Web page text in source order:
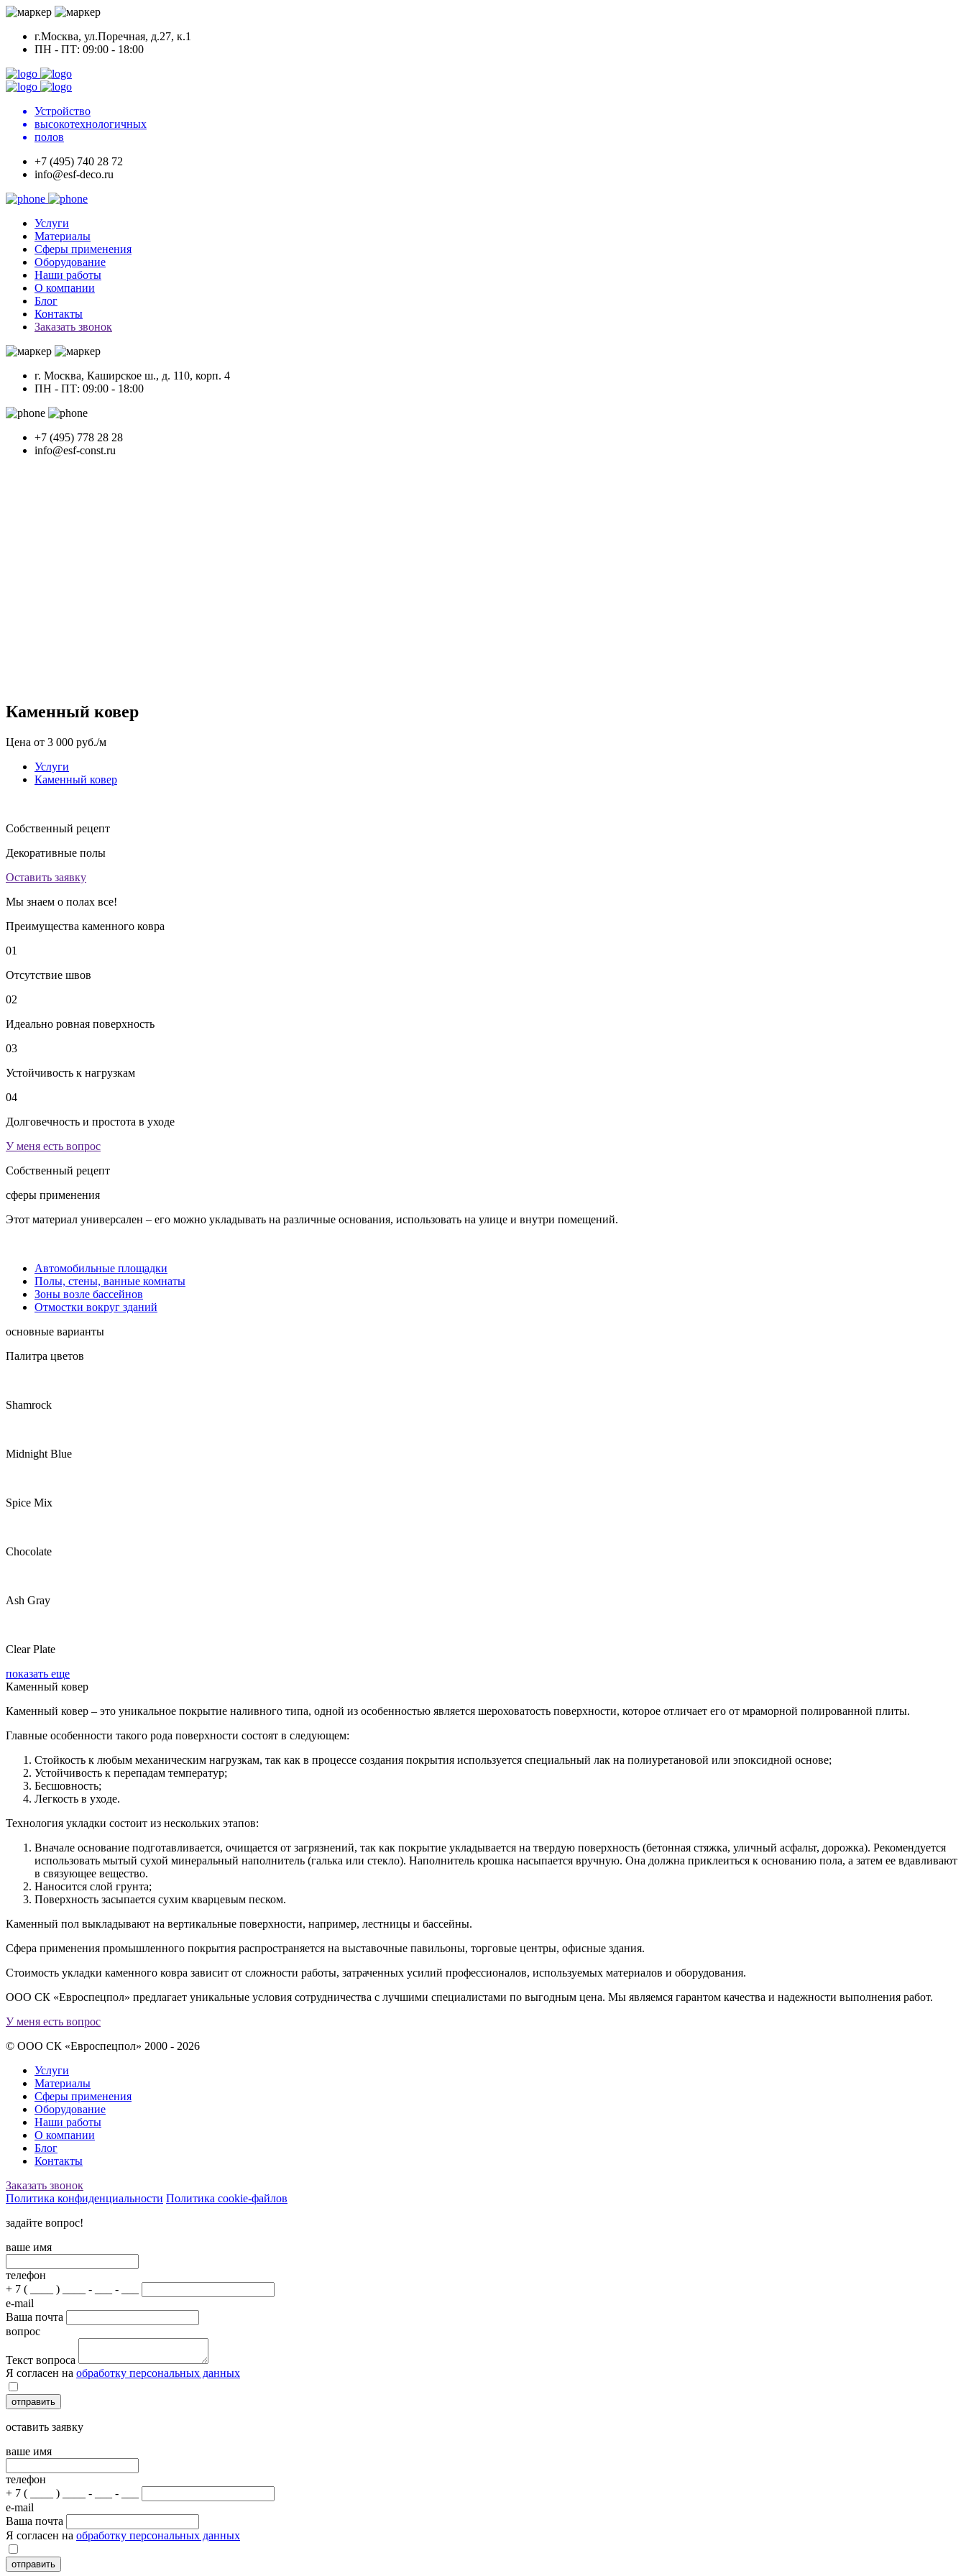
г.Москва, ул.Поречная, д.27, к.1
ПН - ПТ: 09:00 - 18:00
Устройство
высокотехнологичных
полов
+7 (495) 740 28 72
info@esf-deco.ru
Услуги
Материалы
Сферы применения
Оборудование
Наши работы
О компании
Блог
Контакты
Заказать звонок
г. Москва, Каширское ш., д. 110, корп. 4
ПН - ПТ: 09:00 - 18:00
+7 (495) 778 28 28
info@esf-const.ru
Каменный ковер
Цена от 3 000 руб./м
Услуги
Каменный ковер
Собственный рецепт
Декоративные полы
Оставить заявку
Мы знаем о полах все!
Преимущества каменного ковра
01
Отсутствие швов
02
Идеально ровная поверхность
03
Устойчивость к нагрузкам
04
Долговечность и простота в уходе
У меня есть вопрос
Собственный рецепт
сферы применения
Этот материал универсален – его можно укладывать на различные основания, использовать на улице и внутри помещений.
Автомобильные площадки
Полы, стены, ванные комнаты
Зоны возле бассейнов
Отмостки вокруг зданий
основные варианты
Палитра цветов
Shamrock
Midnight Blue
Spice Mix
Chocolate
Ash Gray
Clear Plate
показать еще
Каменный ковер
Каменный ковер – это уникальное покрытие наливного типа, одной из особенностью является шероховатость поверхности, которое отличает его от мраморной полированной плиты.
Главные особенности такого рода поверхности состоят в следующем:
Стойкость к любым механическим нагрузкам, так как в процессе создания покрытия используется специальный лак на полиуретановой или эпоксидной основе;
Устойчивость к перепадам температур;
Бесшовность;
Легкость в уходе.
Технология укладки состоит из нескольких этапов:
Вначале основание подготавливается, очищается от загрязнений, так как покрытие укладывается на твердую поверхность (бетонная стяжка, уличный асфальт, дорожка). Рекомендуется
использовать мытый сухой минеральный наполнитель (галька или стекло). Наполнитель крошка насыпается вручную. Она должна приклеиться к основанию пола, а затем ее вдавливают
в связующее вещество.
Наносится слой грунта;
Поверхность засыпается сухим кварцевым песком.
Каменный пол выкладывают на вертикальные поверхности, например, лестницы и бассейны.
Сфера применения промышленного покрытия распространяется на выставочные павильоны, торговые центры, офисные здания.
Стоимость укладки каменного ковра зависит от сложности работы, затраченных усилий профессионалов, используемых материалов и оборудования.
ООО СК «Евроспецпол» предлагает уникальные условия сотрудничества с лучшими специалистами по выгодным цена. Мы являемся гарантом качества и надежности выполнения работ.
У меня есть вопрос
© ООО СК «Евроспецпол» 2000 - 2026
Услуги
Материалы
Сферы применения
Оборудование
Наши работы
О компании
Блог
Контакты
Заказать звонок
Политика конфиденциальности Политика cookie-файлов
задайте вопрос!
ваше имя
телефон
+ 7 ( ____ ) ____ - ___ - ___
e-mail
Ваша почта
вопрос
Текст вопроса
Я согласен на обработку персональных данных
отправить
оставить заявку
ваше имя
телефон
+ 7 ( ____ ) ____ - ___ - ___
e-mail
Ваша почта
Я согласен на обработку персональных данных
отправить